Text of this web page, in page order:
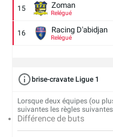
15 Zoman
Relégué
16 Racing D'abidjan
Relégué
brise-cravate Ligue 1
Lorsque deux équipes (ou
suivantes les règles
Différence de buts